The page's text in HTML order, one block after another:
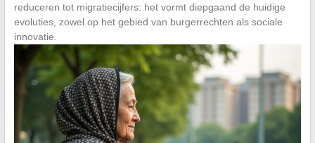
reduceren tot migratiecijfers: het vormt diepgaand de huidige
evoluties, zowel op het gebied van burgerrechten als sociale
innovatie.